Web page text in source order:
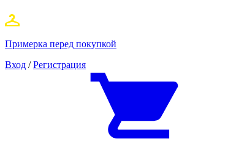
Примерка перед покупкой
Вход / Регистрация